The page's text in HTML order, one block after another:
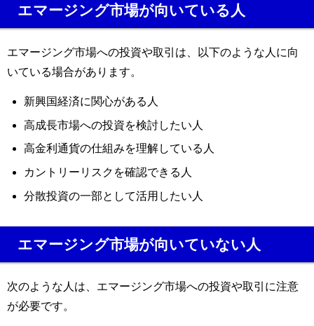
エマージング市場が向いている人
エマージング市場への投資や取引は、以下のような人に向
いている場合があります。
新興国経済に関心がある人
高成長市場への投資を検討したい人
高金利通貨の仕組みを理解している人
カントリーリスクを確認できる人
分散投資の一部として活用したい人
エマージング市場が向いていない人
次のような人は、エマージング市場への投資や取引に注意
が必要です。